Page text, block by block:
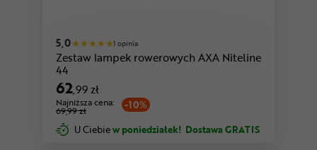
5,0 1 opinia
Zestaw lampek rowerowych AXA Niteline
44
62,99 zł
-10%
Najniższa cena:
69,99 zł
U Ciebiew poniedziałek! Dostawa GRATIS